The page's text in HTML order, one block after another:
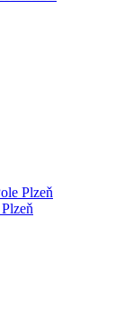
Plzeň